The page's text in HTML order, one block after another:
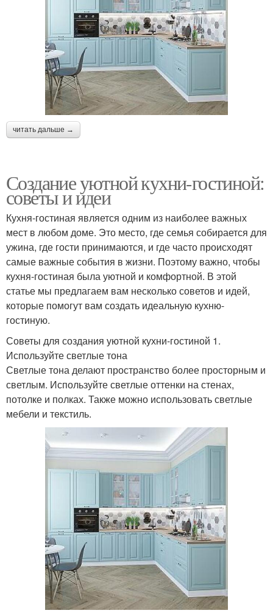
читать дальше →
Создание уютной кухни-гостиной:
советы и идеи
Кухня-гостиная является одним из наиболее важных
мест в любом доме. Это место, где семья собирается для
ужина, где гости принимаются, и где часто происходят
самые важные события в жизни. Поэтому важно, чтобы
кухня-гостиная была уютной и комфортной. В этой
статье мы предлагаем вам несколько советов и идей,
которые помогут вам создать идеальную кухню-
гостиную.
Советы для создания уютной кухни-гостиной 1.
Используйте светлые тона
Светлые тона делают пространство более просторным и
светлым. Используйте светлые оттенки на стенах,
потолке и полках. Также можно использовать светлые
мебели и текстиль.